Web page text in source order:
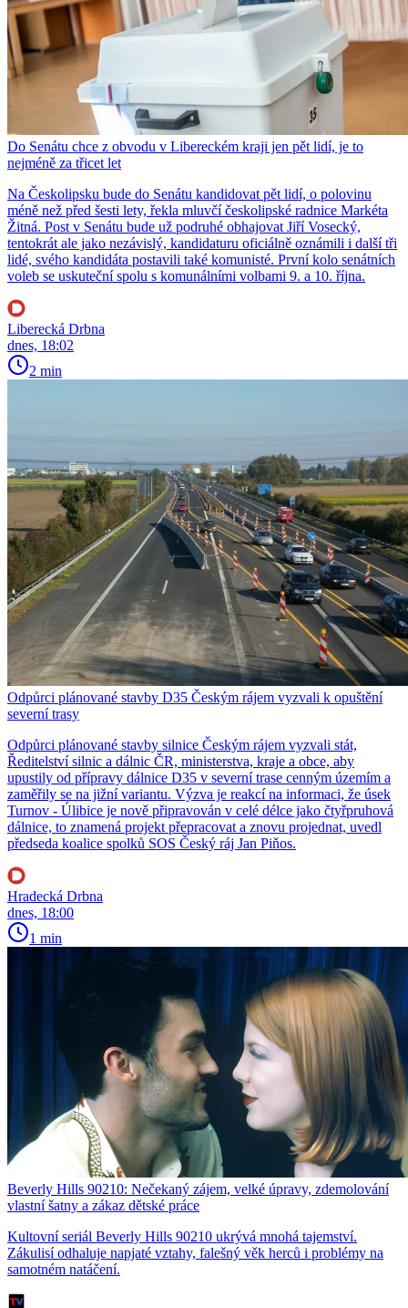
Do Senátu chce z obvodu v Libereckém kraji jen pět lidí, je to
nejméně za třicet let
Na Českolipsku bude do Senátu kandidovat pět lidí, o polovinu
méně než před šesti lety, řekla mluvčí českolipské radnice Markéta
Žitná. Post v Senátu bude už podruhé obhajovat Jiří Vosecký,
tentokrát ale jako nezávislý, kandidaturu oficiálně oznámili i další tři
lidé, svého kandidáta postavili také komunisté. První kolo senátních
voleb se uskuteční spolu s komunálními volbami 9. a 10. října.
Liberecká Drbna
dnes, 18:02
2 min
Odpůrci plánované stavby D35 Českým rájem vyzvali k opuštění
severní trasy
Odpůrci plánované stavby silnice Českým rájem vyzvali stát,
Ředitelství silnic a dálnic ČR, ministerstva, kraje a obce, aby
upustily od přípravy dálnice D35 v severní trase cenným územím a
zaměřily se na jižní variantu. Výzva je reakcí na informaci, že úsek
Turnov - Úlibice je nově připravován v celé délce jako čtyřpruhová
dálnice, to znamená projekt přepracovat a znovu projednat, uvedl
předseda koalice spolků SOS Český ráj Jan Piňos.
Hradecká Drbna
dnes, 18:00
1 min
Beverly Hills 90210: Nečekaný zájem, velké úpravy, zdemolování
vlastní šatny a zákaz dětské práce
Kultovní seriál Beverly Hills 90210 ukrývá mnohá tajemství.
Zákulisí odhaluje napjaté vztahy, falešný věk herců i problémy na
samotném natáčení.